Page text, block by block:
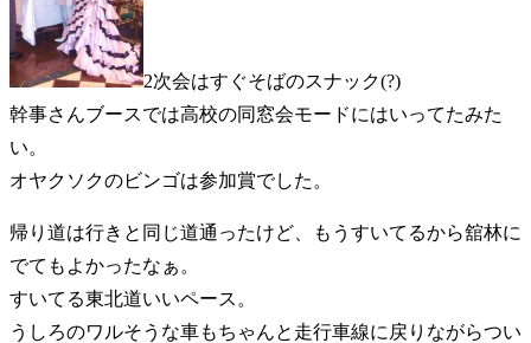
2次会はすぐそばのスナック(?)
幹事さんブースでは高校の同窓会モードにはいってたみた
い。
オヤクソクのビンゴは参加賞でした。
帰り道は行きと同じ道通ったけど、もうすいてるから舘林に
でてもよかったなぁ。
すいてる東北道いいペース。
うしろのワルそうな車もちゃんと走行車線に戻りながらつい